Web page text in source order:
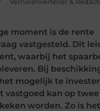
moment is de rente
vastgesteld. Dit
waarbij het
Bij
mogelijk te
vastgoed kan op twee
worden. Zo is het